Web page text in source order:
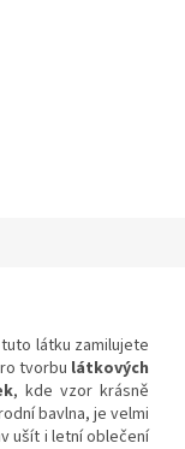
látku zamilujete
tvorbu látkových
, kde vzor krásně
bavlna, je velmi
ušít i letní oblečení